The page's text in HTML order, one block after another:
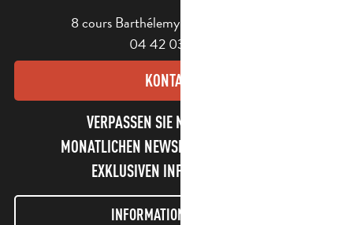
8 cours Barthélemy - 13400 Aubagne
04 42 03 49 98
KONTAKT
VERPASSEN SIE NICHT UNSEREN
MONATLICHEN NEWSLETTER UND UNSERE
EXKLUSIVEN INFORMATIONEN!
INFORMATIONEN LETTER